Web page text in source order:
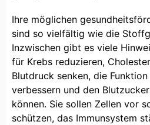
Ihre möglichen
sind so vielfältig wie die
Inzwischen gibt es viele
für Krebs reduzieren,
Blutdruck senken, die
verbessern und den
können. Sie sollen Zellen vor
schützen, das Immunsystem